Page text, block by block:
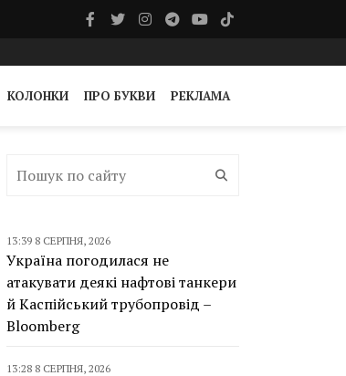
КОЛОНКИ ПРО БУКВИ РЕКЛАМА
13:39 8 СЕРПНЯ, 2026
Україна погодилася не
атакувати деякі нафтові танкери
й Каспійський трубопровід –
Bloomberg
13:28 8 СЕРПНЯ, 2026